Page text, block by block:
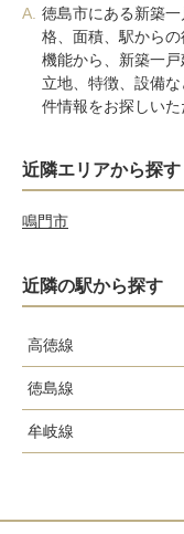
A. 徳島市にある新築
格、面積、駅から
機能から、新築一
立地、特徴、設備
件情報をお探しいた
近隣エリアから探す
鳴門市
近隣の駅から探す
高徳線
吉成駅
佐古駅
徳島線
府中駅
牟岐線
阿波富田駅